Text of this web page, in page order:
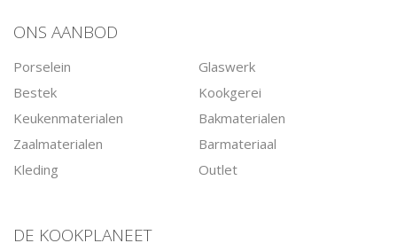
ONS AANBOD
Porselein
Glaswerk
Bestek
Kookgerei
Keukenmaterialen
Bakmaterialen
Zaalmaterialen
Barmateriaal
Kleding
Outlet
DE KOOKPLANEET